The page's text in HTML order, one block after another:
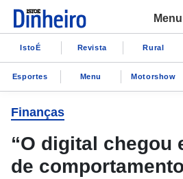
Menu
IstoÉ Revista Rural
Esportes Menu Motorshow
Finanças
“O digital chegou
de